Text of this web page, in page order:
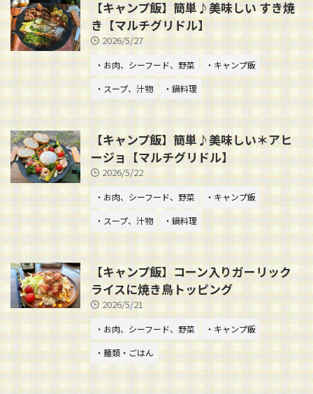
【キャンプ飯】簡単♪美味しい すき焼
き【マルチグリドル】
2026/5/27
・お肉、シーフード、野菜
・キャンプ飯
・スープ、汁物
・鍋料理
【キャンプ飯】簡単♪美味しい＊アヒ
ージョ【マルチグリドル】
2026/5/22
・お肉、シーフード、野菜
・キャンプ飯
・スープ、汁物
・鍋料理
【キャンプ飯】コーン入りガーリック
ライスに焼き鳥トッピング
2026/5/21
・お肉、シーフード、野菜
・キャンプ飯
・麺類・ごはん